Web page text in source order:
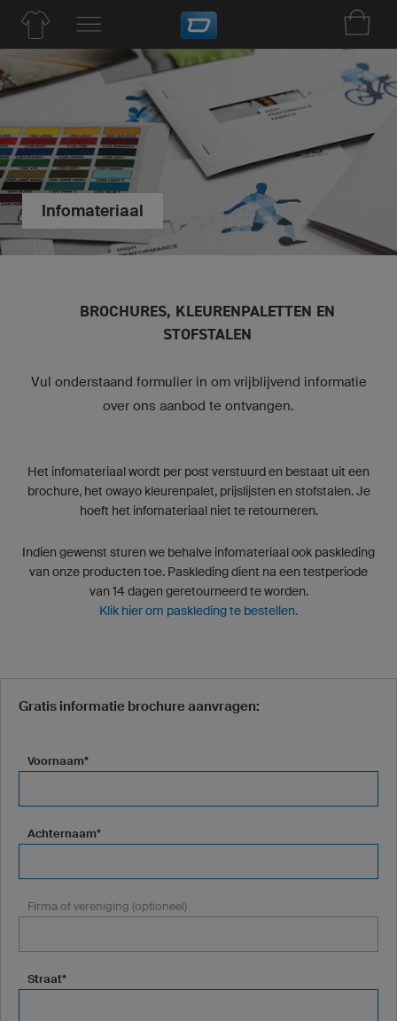
Infomateriaal
BROCHURES, KLEURENPALETTEN EN
STOFSTALEN
Vul onderstaand formulier in om vrijblijvend informatie
over ons aanbod te ontvangen.
Het infomateriaal wordt per post verstuurd en bestaat uit een
brochure, het owayo kleurenpalet, prijslijsten en stofstalen. Je
hoeft het infomateriaal niet te retourneren.
Indien gewenst sturen we behalve infomateriaal ook paskleding
van onze producten toe. Paskleding dient na een testperiode
van 14 dagen geretourneerd te worden.
Klik hier om paskleding te bestellen.
Gratis informatie brochure aanvragen:
Voornaam*
Achternaam*
Firma of vereniging (optioneel)
Straat*